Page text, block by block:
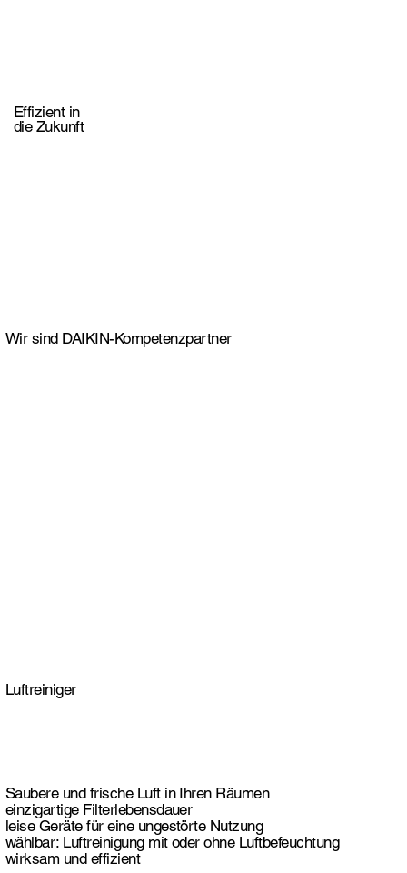
Effizient in
die Zukunft
Wir sind DAIKIN-Kompetenzpartner
Saubere und frische Luft in Ihren Räumen
einzigartige Filterlebensdauer
leise Geräte für eine ungestörte Nutzung
wählbar: Luftreinigung mit oder ohne Luftbefeuchtung
wirksam und effizient
Luftreiniger